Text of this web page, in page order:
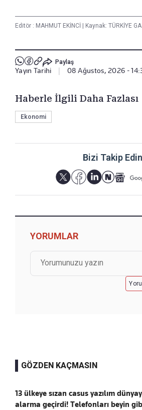
Editör : MAHMUT EKİNCİ Kaynak: TÜRKİYE
Paylaş
Yayın Tarihi 08 Ağustos, 2026 -
Haberle İlgili Daha Fazlası
Ekonomi
Bizi Takip Edin
YORUMLAR
GÖZDEN KAÇMASIN
13 ülkeye sızan casus yazılım
alarma geçirdi! Telefonları beyin